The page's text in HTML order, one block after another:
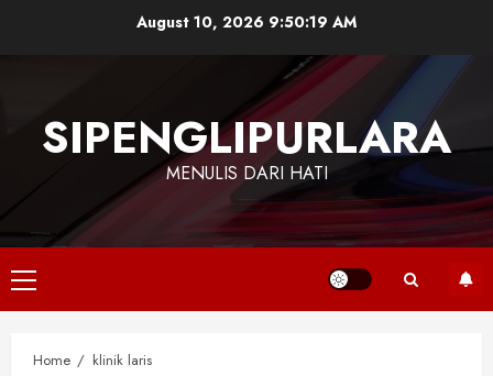
August 10, 2026 9:50:19 AM
SIPENGLIPURLARA
MENULIS DARI HATI
Primary
Menu
Home klinik laris